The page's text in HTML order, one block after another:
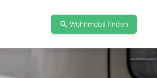
Wohnmobil finden